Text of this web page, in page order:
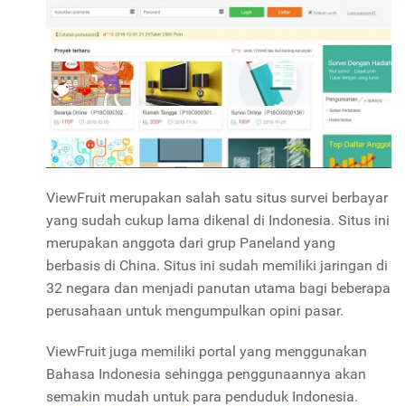
ViewFruit merupakan salah satu situs survei berbayar
yang sudah cukup lama dikenal di Indonesia. Situs ini
merupakan anggota dari grup Paneland yang
berbasis di China. Situs ini sudah memiliki jaringan di
32 negara dan menjadi panutan utama bagi beberapa
perusahaan untuk mengumpulkan opini pasar.
ViewFruit juga memiliki portal yang menggunakan
Bahasa Indonesia sehingga penggunaannya akan
semakin mudah untuk para penduduk Indonesia.